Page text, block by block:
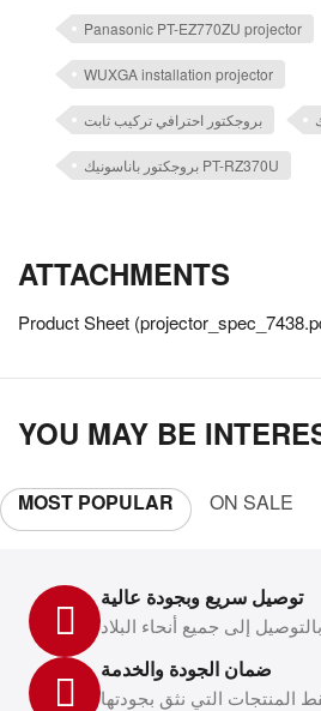
Panasonic PT-EZ770ZU projector
WUXGA installation projector
بروجكتور احترافي تركيب ثابت
بروجكتور باناسونيك PT-RZ370U
ATTACHMENTS
Product Sheet
YOU MAY BE
MOST POPULAR ON SALE
توصيل سريع وبجودة عالية
إلى جميع أنحاء البلاد
ضمان الجودة والخدمة
المنتجات التي نثق بجودتها